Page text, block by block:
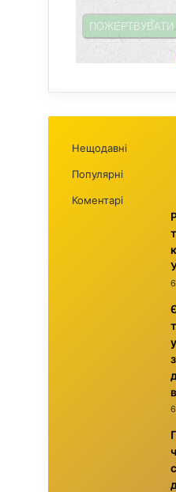
Нещодавні
Популярні
Коментарі